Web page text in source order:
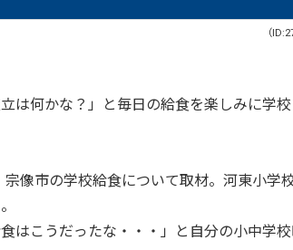
（
は何かな？」と毎日の給食を楽しみに学
像市の学校給食について取材。河東小学
はこうだったな・・・」と自分の小中学